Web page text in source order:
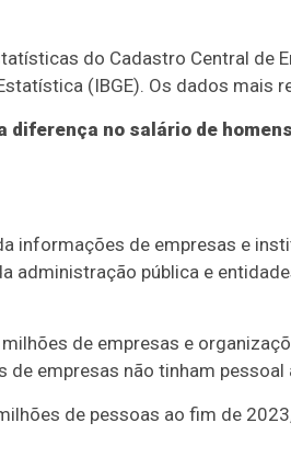
do Cadastro Central de
(IBGE). Os dados mais
diferença no salário de
informações de empresas e
administração pública e
de empresas e
empresas não tinham pessoal
de pessoas ao fim de